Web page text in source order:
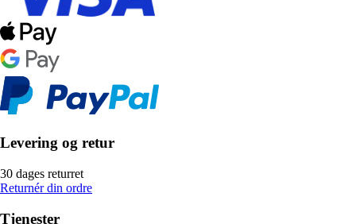
Levering og retur
30 dages returret
Returnér din ordre
Tjenester